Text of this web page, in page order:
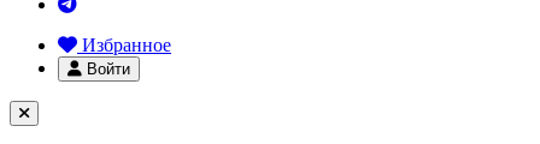
Избранное
Войти